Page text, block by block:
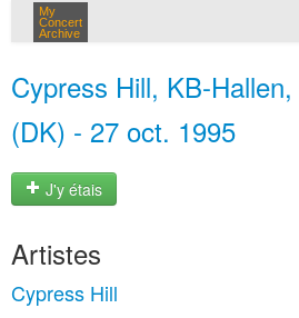
My
Concert
Archive
Cypress Hill, KB-
(DK) - 27 oct. 1995
J'y étais
Artistes
Cypress Hill